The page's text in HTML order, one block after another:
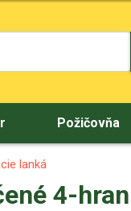
Požičovňa
lanká
4-